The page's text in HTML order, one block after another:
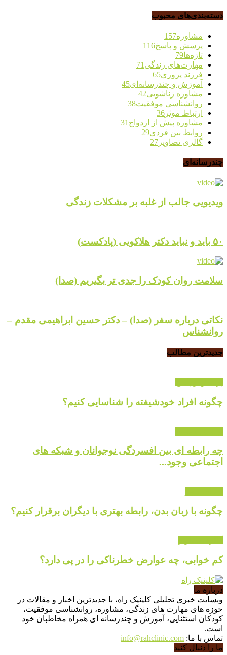
دسته‌بندی‌های محبوب
مشاوره157
پرسش و پاسخ116
تازه‌ها79
مهارت‌های زندگی 71
فرزند پروری65
آموزش و چندرسانه‌ای45
مشاوره زناشویی42
روانشناسی موفقیت38
ارتباط موثر 36
مشاوره پیش از ازدواج 31
روابط بین فردی29
گالری تصاویر 27
چندرسانه‌ای
ویدیویی جالب از غلبه بر مشکلات زندگی
۵۰ باید و نباید دکتر هلاکویی (پادکست)
سلامت روان کودک را جدی تر بگیریم (صدا)
نکاتی درباره سفر (صدا) – دکتر حسین ابراهیمی مقدم –
روانشناس
جدیدترین مطالب
چگونه افراد خودشیفته را شناسایی کنیم؟
چه رابطه ای بین افسردگی نوجوانان و شبکه های
اجتماعی وجود...
چگونه با زبان بدن، رابطه بهتری با دیگران برقرار کنیم؟
کم خوابی، چه عوارض خطرناکی را در پی دارد؟
درباره ما
وبسایت خبری تحلیلی کلینیک راه، با جدیدترین اخبار و مقالات در
حوزه های مهارت های زندگی، مشاوره، روانشناسی موفقیت،
کودکان استثنایی، آموزش و چندرسانه ای همراه مخاطبان خود
است.
تماس با ما: info@rahclinic.com
ما را دنبال کنید